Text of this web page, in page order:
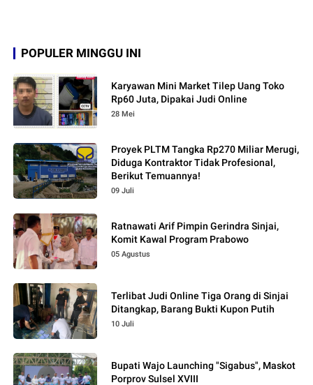
POPULER MINGGU INI
Karyawan Mini Market Tilep Uang Toko
Rp60 Juta, Dipakai Judi Online
28 Mei
Proyek PLTM Tangka Rp270 Miliar Merugi,
Diduga Kontraktor Tidak Profesional,
Berikut Temuannya!
09 Juli
Ratnawati Arif Pimpin Gerindra Sinjai,
Komit Kawal Program Prabowo
05 Agustus
Terlibat Judi Online Tiga Orang di Sinjai
Ditangkap, Barang Bukti Kupon Putih
10 Juli
Bupati Wajo Launching "Sigabus", Maskot
Porprov Sulsel XVIII